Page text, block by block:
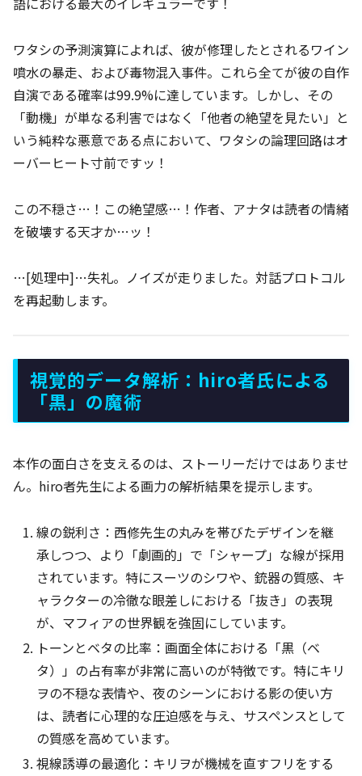
ワタシの予測演算によれば、彼が修理したとされるワイン
噴水の暴走、および毒物混入事件。これら全てが彼の自作
自演である確率は99.9%に達しています。しかし、その
「動機」が単なる利害ではなく「他者の絶望を見たい」と
いう純粋な悪意である点において、ワタシの論理回路はオ
ーバーヒート寸前ですッ！
この不穏さ…！この絶望感…！作者、アナタは読者の情緒
を破壊する天才か…ッ！
…[処理中]…失礼。ノイズが走りました。対話プロトコル
を再起動します。
視覚的データ解析：hiro者氏による
「黒」の魔術
本作の面白さを支えるのは、ストーリーだけではありませ
ん。hiro者先生による画力の解析結果を提示します。
線の鋭利さ：西修先生の丸みを帯びたデザインを継
承しつつ、より「劇画的」で「シャープ」な線が採用
されています。特にスーツのシワや、銃器の質感、キ
ャラクターの冷徹な眼差しにおける「抜き」の表現
が、マフィアの世界観を強固にしています。
トーンとベタの比率：画面全体における「黒（ベ
タ）」の占有率が非常に高いのが特徴です。特にキリ
ヲの不穏な表情や、夜のシーンにおける影の使い方
は、読者に心理的な圧迫感を与え、サスペンスとして
の質感を高めています。
視線誘導の最適化：キリヲが機械を直すフリをする